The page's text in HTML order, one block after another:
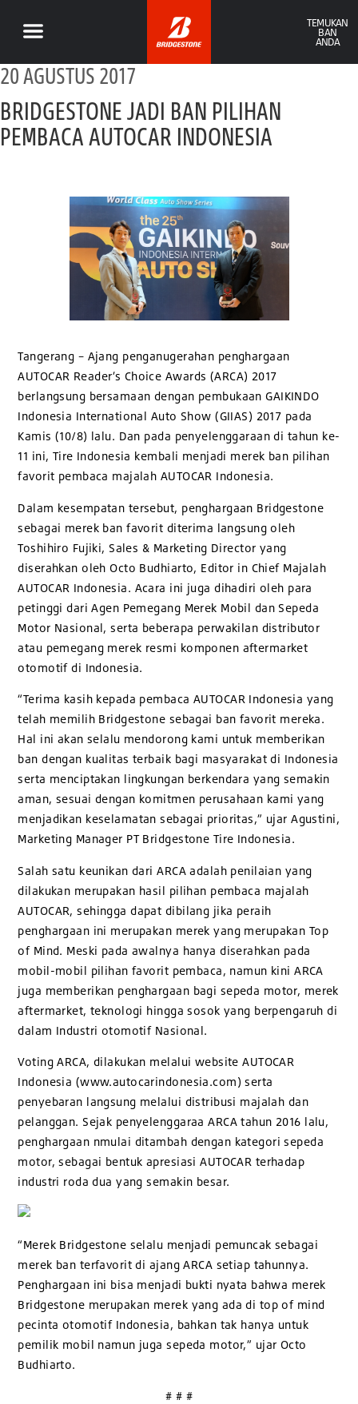
TEMUKAN
BAN
ANDA
20 AGUSTUS 2017
BRIDGESTONE JADI BAN PILIHAN
PEMBACA AUTOCAR INDONESIA
Tangerang – Ajang penganugerahan penghargaan
AUTOCAR Reader’s Choice Awards (ARCA) 2017
berlangsung bersamaan dengan pembukaan GAIKINDO
Indonesia International Auto Show (GIIAS) 2017 pada
Kamis (10/8) lalu. Dan pada penyelenggaraan di tahun ke-
11 ini, Tire Indonesia kembali menjadi merek ban pilihan
favorit pembaca majalah AUTOCAR Indonesia.
Dalam kesempatan tersebut, penghargaan Bridgestone
sebagai merek ban favorit diterima langsung oleh
Toshihiro Fujiki, Sales & Marketing Director yang
diserahkan oleh Octo Budhiarto, Editor in Chief Majalah
AUTOCAR Indonesia. Acara ini juga dihadiri oleh para
petinggi dari Agen Pemegang Merek Mobil dan Sepeda
Motor Nasional, serta beberapa perwakilan distributor
atau pemegang merek resmi komponen aftermarket
otomotif di Indonesia.
“Terima kasih kepada pembaca AUTOCAR Indonesia yang
telah memilih Bridgestone sebagai ban favorit mereka.
Hal ini akan selalu mendorong kami untuk memberikan
ban dengan kualitas terbaik bagi masyarakat di Indonesia
serta menciptakan lingkungan berkendara yang semakin
aman, sesuai dengan komitmen perusahaan kami yang
menjadikan keselamatan sebagai prioritas,” ujar Agustini,
Marketing Manager PT Bridgestone Tire Indonesia.
Salah satu keunikan dari ARCA adalah penilaian yang
dilakukan merupakan hasil pilihan pembaca majalah
AUTOCAR, sehingga dapat dibilang jika peraih
penghargaan ini merupakan merek yang merupakan Top
of Mind. Meski pada awalnya hanya diserahkan pada
mobil-mobil pilihan favorit pembaca, namun kini ARCA
juga memberikan penghargaan bagi sepeda motor, merek
aftermarket, teknologi hingga sosok yang berpengaruh di
dalam Industri otomotif Nasional.
Voting ARCA, dilakukan melalui website AUTOCAR
Indonesia (www.autocarindonesia.com) serta
penyebaran langsung melalui distribusi majalah dan
pelanggan. Sejak penyelenggaraa ARCA tahun 2016 lalu,
penghargaan nmulai ditambah dengan kategori sepeda
motor, sebagai bentuk apresiasi AUTOCAR terhadap
industri roda dua yang semakin besar.
“Merek Bridgestone selalu menjadi pemuncak sebagai
merek ban terfavorit di ajang ARCA setiap tahunnya.
Penghargaan ini bisa menjadi bukti nyata bahwa merek
Bridgestone merupakan merek yang ada di top of mind
pecinta otomotif Indonesia, bahkan tak hanya untuk
pemilik mobil namun juga sepeda motor,” ujar Octo
Budhiarto.
# # #